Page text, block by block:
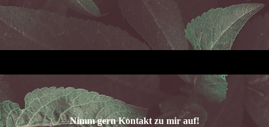
Nimm gern Kontakt zu mir auf!